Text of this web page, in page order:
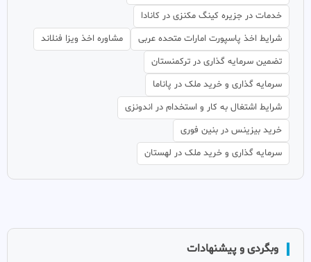
خدمات در جزیره کینگ مکنزی در کانادا
شرایط اخذ پاسپورت امارات متحده عربی
مشاوره اخذ ویزا فنلاند
تضمین سرمایه گذاری در ترکمنستان
سرمایه گذاری و خرید ملک در پاناما
شرایط اشتغال به کار و استخدام در اندونزی
خرید بیزینس در بنین فوری
سرمایه گذاری و خرید ملک در لهستان
وبگردی و پیشنهادات